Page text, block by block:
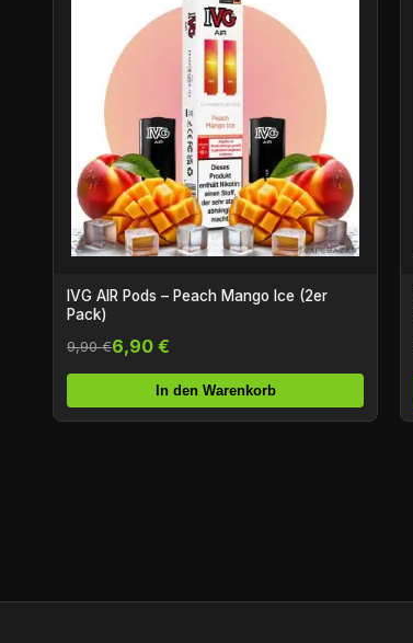
IVG AIR Pods – Peach Mango Ice (2er
Pack)
9,90 €6,90 €
In den Warenkorb